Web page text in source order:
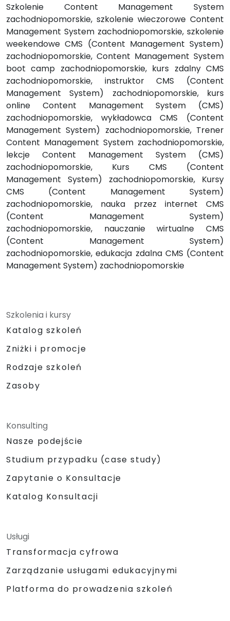
Szkolenie Content Management System
zachodniopomorskie, szkolenie wieczorowe Content
Management System zachodniopomorskie, szkolenie
weekendowe CMS (Content Management System)
zachodniopomorskie, Content Management System
boot camp zachodniopomorskie, kurs zdalny CMS
zachodniopomorskie, instruktor CMS (Content
Management System) zachodniopomorskie, kurs
online Content Management System (CMS)
zachodniopomorskie, wykładowca CMS (Content
Management System) zachodniopomorskie, Trener
Content Management System zachodniopomorskie,
lekcje Content Management System (CMS)
zachodniopomorskie, Kurs CMS (Content
Management System) zachodniopomorskie, Kursy
CMS (Content Management System)
zachodniopomorskie, nauka przez internet CMS
(Content Management System)
zachodniopomorskie, nauczanie wirtualne CMS
(Content Management System)
zachodniopomorskie, edukacja zdalna CMS (Content
Management System) zachodniopomorskie
Szkolenia i kursy
Katalog szkoleń
Zniżki i promocje
Rodzaje szkoleń
Zasoby
Konsulting
Nasze podejście
Studium przypadku (case study)
Zapytanie o Konsultacje
Katalog Konsultacji
Usługi
Transformacja cyfrowa
Zarządzanie usługami edukacyjnymi
Platforma do prowadzenia szkoleń